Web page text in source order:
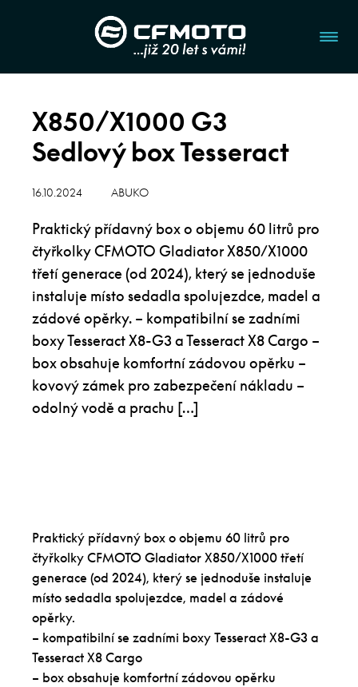
X850/X1000 G3
Sedlový box Tesseract
16.10.2024 ABUKO
Praktický přídavný box o objemu 60 litrů pro
čtyřkolky CFMOTO Gladiator X850/X1000
třetí generace (od 2024), který se jednoduše
instaluje místo sedadla spolujezdce, madel a
zádové opěrky. – kompatibilní se zadními
boxy Tesseract X8-G3 a Tesseract X8 Cargo –
box obsahuje komfortní zádovou opěrku –
kovový zámek pro zabezpečení nákladu –
odolný vodě a prachu […]
Praktický přídavný box o objemu 60 litrů pro
čtyřkolky CFMOTO Gladiator X850/X1000 třetí
generace (od 2024), který se jednoduše instaluje
místo sedadla spolujezdce, madel a zádové
opěrky.
– kompatibilní se zadními boxy Tesseract X8-G3 a
Tesseract X8 Cargo
– box obsahuje komfortní zádovou opěrku